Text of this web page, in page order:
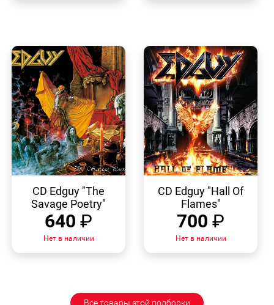
ПРОСМОТР
CD Edguy "The
Savage Poetry"
640 ₽
Нет в наличии
ПРОСМОТР
CD Edguy "Hall Of
Flames"
700 ₽
Нет в наличии
Все товары этой подборки